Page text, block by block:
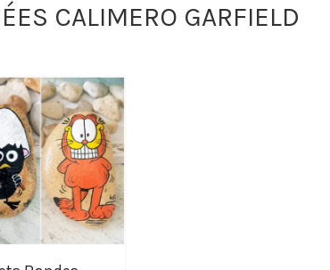
CALIMERO GARFIELD